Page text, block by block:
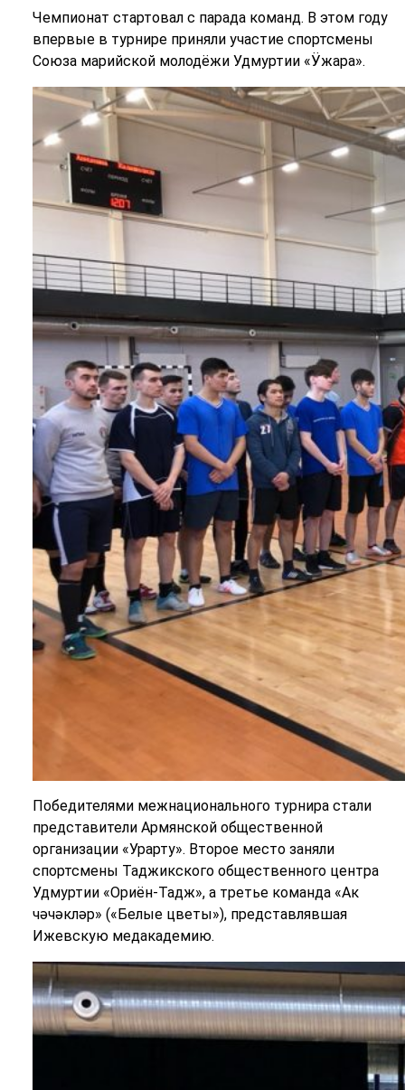
Чемпионат стартовал с парада команд. В этом году
впервые в турнире приняли участие спортсмены
Союза марийской молодёжи Удмуртии «Ӱжара».
Победителями межнационального турнира стали
представители Армянской общественной
организации «Урарту». Второе место заняли
спортсмены Таджикского общественного центра
Удмуртии «Ориён-Тадж», а третье команда «Ак
чәчәкләр» («Белые цветы»), представлявшая
Ижевскую медакадемию.